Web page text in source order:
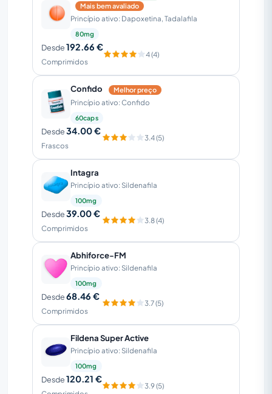
Mais bem avaliado
Princípio ativo: Dapoxetina, Tadalafila
80mg
Desde192.66 €
Comprimidos
4 (4)
Confido Melhor preço
Princípio ativo: Confido
60caps
Desde34.00 €
Frascos
3.4 (5)
Intagra
Princípio ativo: Sildenafila
100mg
Desde39.00 €
Comprimidos
3.8 (4)
Abhiforce-FM
Princípio ativo: Sildenafila
100mg
Desde68.46 €
Comprimidos
3.7 (5)
Fildena Super Active
Princípio ativo: Sildenafila
100mg
Desde120.21 €
3.9 (5)